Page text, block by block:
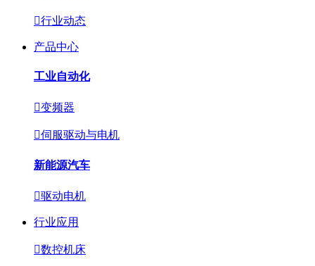
行业动态
产品中心
工业自动化
变频器
伺服驱动与电机
新能源汽车
驱动电机
行业应用
数控机床